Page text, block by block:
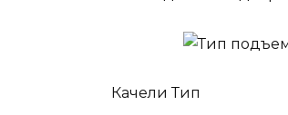
Качели Тип